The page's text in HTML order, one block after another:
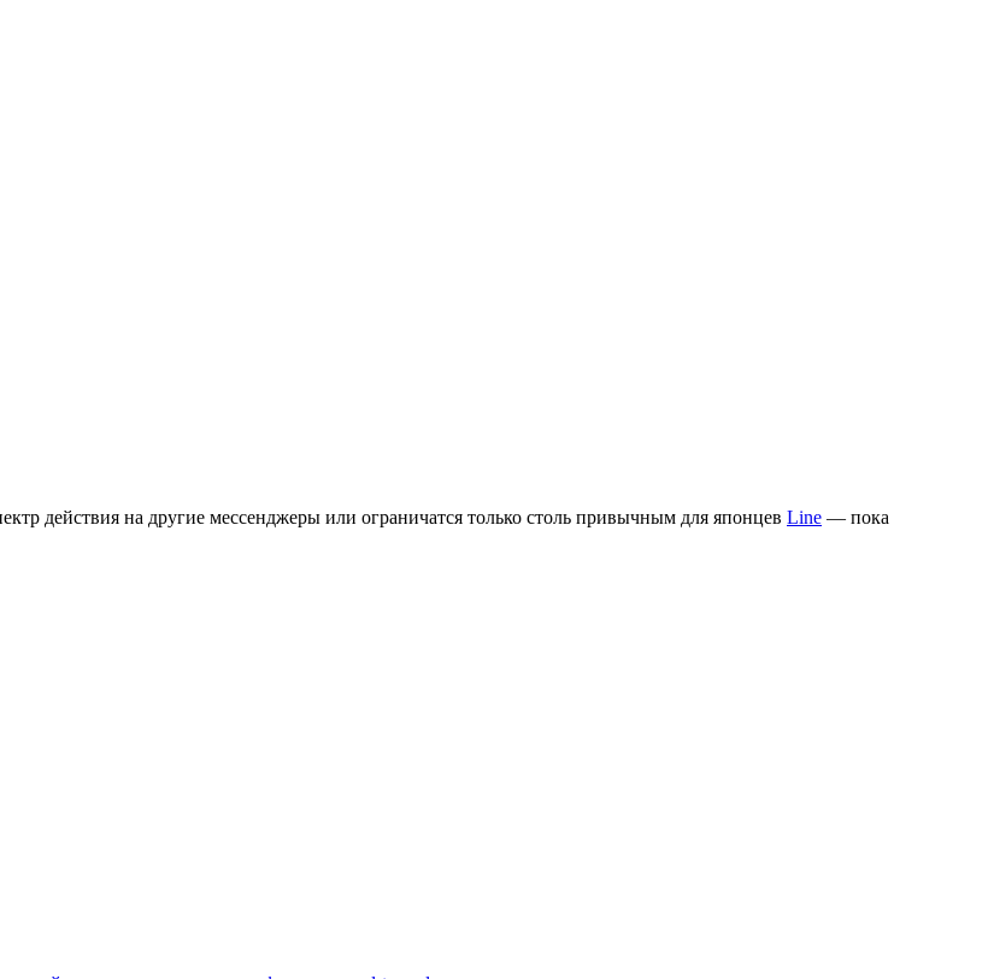
действия на другие мессенджеры или ограничатся только столь привычным для японцев Line — пока